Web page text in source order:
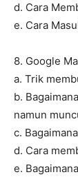
d. Cara
e. Cara
8. Google
a. Trik
b.
namun
c.
d. Cara
e.